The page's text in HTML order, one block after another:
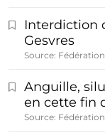
Interdiction
Gesvres
Source:
Anguille,
en cette fin
Source: